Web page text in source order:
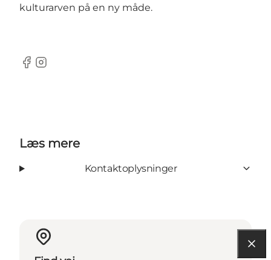
kulturarven på en ny måde.
Facebook
Instagram
Læs mere
Kontaktoplysninger